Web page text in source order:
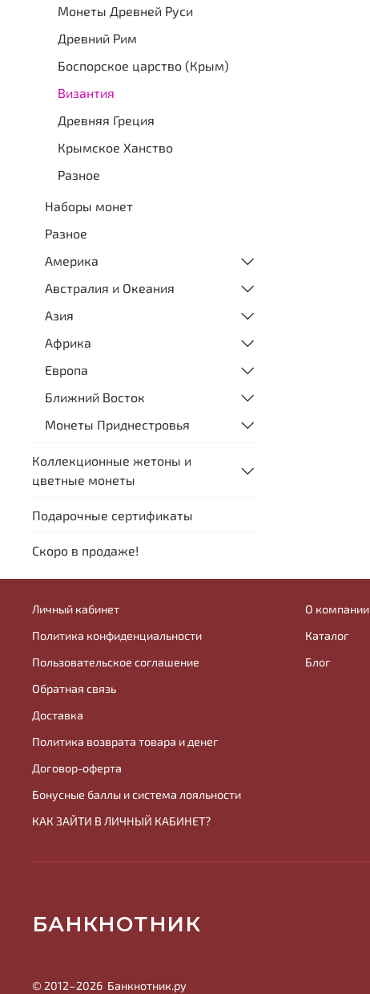
Монеты Древней Руси
Древний Рим
Боспорское царство (Крым)
Византия
Древняя Греция
Крымское Ханство
Разное
Наборы монет
Разное
Америка
Австралия и Океания
Азия
Африка
Европа
Ближний Восток
Монеты Приднестровья
Коллекционные жетоны и
цветные монеты
Подарочные сертификаты
Скоро в продаже!
Личный кабинет
Политика конфиденциальности
Пользовательское соглашение
Обратная связь
Доставка
Политика возврата товара и денег
Договор-оферта
Бонусные баллы и система лояльности
КАК ЗАЙТИ В ЛИЧНЫЙ КАБИНЕТ?
О компании
Каталог
Блог
БАНКНОТНИК
© 2012–2026 Банкнотник.ру